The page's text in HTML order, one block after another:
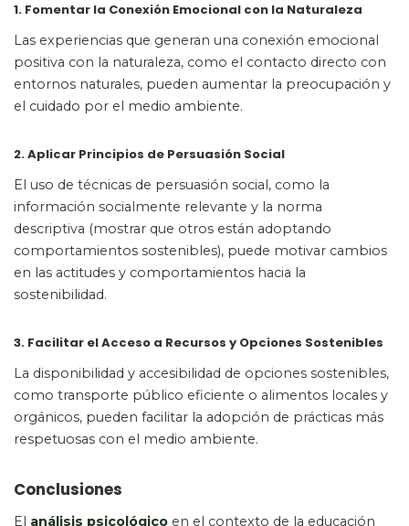
1. Fomentar la Conexión Emocional con la Naturaleza
Las experiencias que generan una conexión emocional
positiva con la naturaleza, como el contacto directo con
entornos naturales, pueden aumentar la preocupación y
el cuidado por el medio ambiente.
2. Aplicar Principios de Persuasión Social
El uso de técnicas de persuasión social, como la
información socialmente relevante y la norma
descriptiva (mostrar que otros están adoptando
comportamientos sostenibles), puede motivar cambios
en las actitudes y comportamientos hacia la
sostenibilidad.
3. Facilitar el Acceso a Recursos y Opciones Sostenibles
La disponibilidad y accesibilidad de opciones sostenibles,
como transporte público eficiente o alimentos locales y
orgánicos, pueden facilitar la adopción de prácticas más
respetuosas con el medio ambiente.
Conclusiones
El análisis psicológico en el contexto de la educación